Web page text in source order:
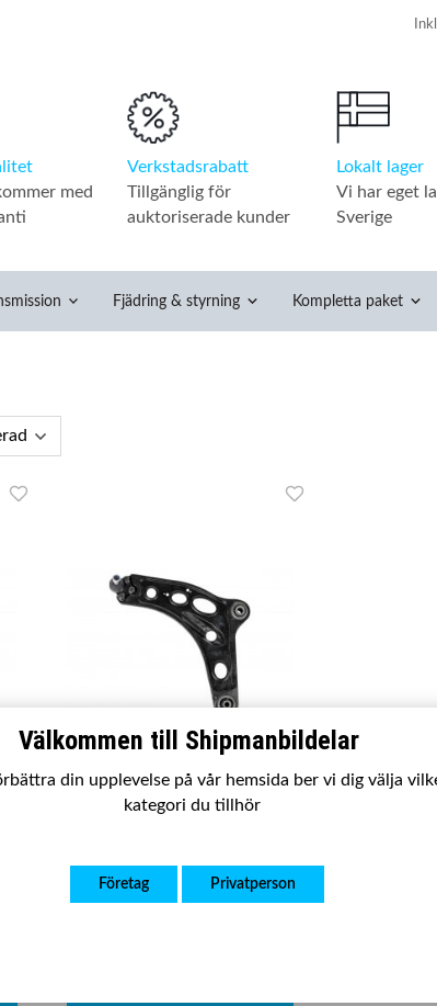
med
Verkstadsrabatt
Tillgänglig för
auktoriserade kunder
Lokalt lager
Vi har eget
Sverige
Fjädring & styrning Kompletta paket
,
SBLA308
Nissan NV300 16-, Primastar 21-,
Opel Vivaro B 14-19, Renault Trafic
Välkommen till Shipmanbildelar
din upplevelse på vår hemsida ber vi dig välja
kategori du tillhör
Företag Privatperson